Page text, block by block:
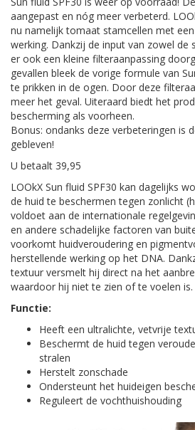
aangepast en nóg meer verbeterd.
nu namelijk tomaat stamcellen met
werking. Dankzij de input van zowel de
er ook een kleine filteraanpassing
gevallen bleek de vorige formule van
te prikken in de ogen. Door deze
meer het geval. Uiteraard biedt het
bescherming als voorheen.
Bonus: ondanks deze verbeteringen is
gebleven!
U betaalt 39,95
LOOkX Sun fluid SPF30 kan dagelijks
de huid te beschermen tegen zonlicht
voldoet aan de internationale
en andere schadelijke factoren van
voorkomt huidveroudering en
herstellende werking op het DNA.
textuur versmelt hij direct na het
waardoor hij niet te zien of te voelen is.
Functie:
Heeft een ultralichte, vetvrije
Beschermt de huid tegen
stralen
Herstelt zonschade
Ondersteunt het huideigen
Reguleert de vochthuishouding